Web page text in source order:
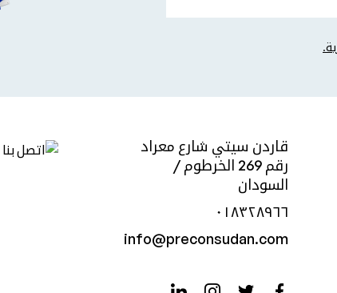
قاردن سيتي شارع معراد
رقم 269 الخرطوم /
السودان
٠١٨٣٢٨٩٦٦
info@preconsudan.com